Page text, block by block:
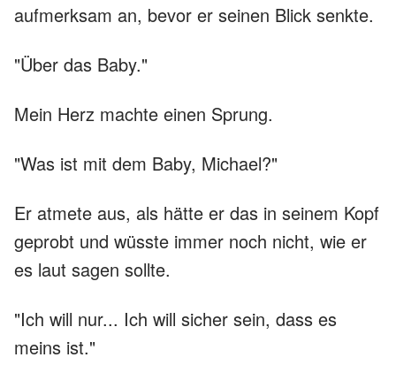
aufmerksam an, bevor er seinen Blick senkte.
"Über das Baby."
Mein Herz machte einen Sprung.
"Was ist mit dem Baby, Michael?"
Er atmete aus, als hätte er das in seinem Kopf
geprobt und wüsste immer noch nicht, wie er
es laut sagen sollte.
"Ich will nur... Ich will sicher sein, dass es
meins ist."